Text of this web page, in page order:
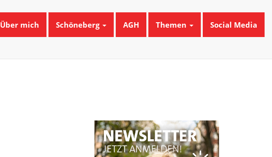
Über mich Schöneberg AGH Themen Social Media